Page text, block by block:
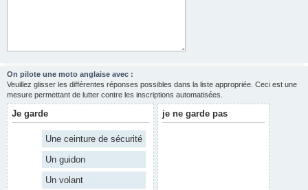
On pilote une moto anglaise avec :
Veuillez glisser les différentes réponses possibles dans la liste appropriée. Ceci est une
mesure permettant de lutter contre les inscriptions automatisées.
Je garde
Une ceinture de sécurité
Un guidon
Un volant
je ne garde pas